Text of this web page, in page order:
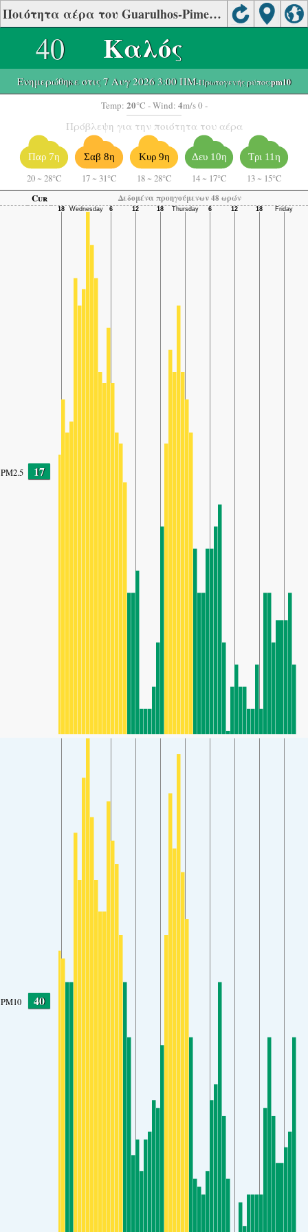
Ποιότητα αέρα του Guarulhos-Pimentas, São Paulo
40 Καλός
Ενημερώθηκε στις 7 Αυγ 2026 3:00 ΠΜ-Πρωτογενής ρύπος:pm10
Temp: 20°C - Wind: 4m/s 0 -
Πρόβλεψη για την ποιότητα του αέρα
Παρ 7η
20 ~ 28°C
Σαβ 8η
17 ~ 31°C
Κυρ 9η
18 ~ 28°C
Δευ 10η
14 ~ 17°C
Τρι 11η
13 ~ 15°C
Cur
Δεδομένα προηγούμενων 48 ωρών
PM2.5 17
PM10 40